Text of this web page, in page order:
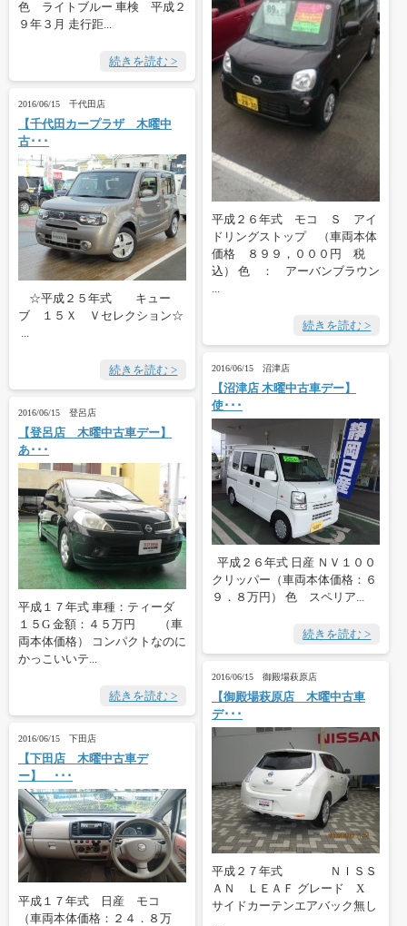
色 ライトブルー 車検 平成２
９年３月 走行距...
続きを読む >
平成２６年式 モコ Ｓ アイ
ドリングストップ （車両本体
価格 ８９９，０００円 税
込） 色 ： アーバンブラウン
...
続きを読む >
2016/06/15 千代田店
【千代田カープラザ 木曜中
古･･･
☆平成２５年式 キュー
ブ １５Ｘ Ｖセレクション☆
続きを読む > 2016/06/15 沼津店
【沼津店 木曜中古車デー】
使･･･
平成２６年式 日産 ＮＶ１００
クリッパー（車両本体価格：６
９．８万円） 色 スペリア...
続きを読む >
2016/06/15 登呂店
【登呂店 木曜中古車デー】
あ･･･
平成１７年式 車種：ティーダ
１５G 金額：４５万円 （車
両本体価格） コンパクトなのに
かっこいいテ...
続きを読む >
2016/06/15 御殿場萩原店
【御殿場萩原店 木曜中古車
デ･･･
平成２７年式 ＮＩＳＳ
ＡＮ ＬＥＡＦ グレード X
サイドカーテンエアバック無し
2016/06/15 下田店
【下田店 木曜中古車デ
ー】 ･･･
平成１７年式 日産 モコ
（車両本体価格：２４．８万